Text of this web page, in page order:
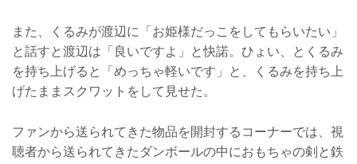
また、くるみが渡辺に「お姫様だっこをしてもらいたい」
と話すと渡辺は「良いですよ」と快諾。ひょい、とくるみ
を持ち上げると「めっちゃ軽いです」と、くるみを持ち上
げたままスクワットをして見せた。
ファンから送られてきた物品を開封するコーナーでは、視
聴者から送られてきたダンボールの中におもちゃの剣と鉄